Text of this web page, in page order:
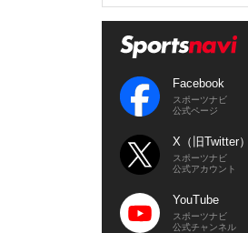
Facebook
スポーツナビ
公式ページ
X（旧Twitter）
スポーツナビ
公式アカウント
YouTube
スポーツナビ
公式チャンネル